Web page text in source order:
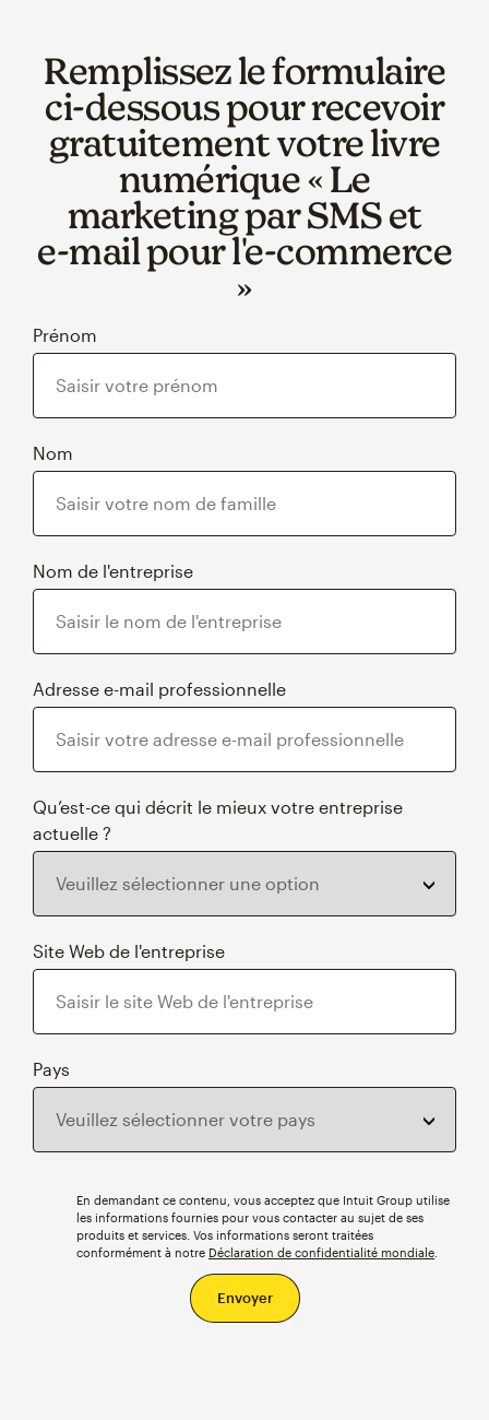
Remplissez le formulaire
ci‑dessous pour recevoir
gratuitement votre livre
numérique « Le
marketing par SMS et
e‑mail pour l'e‑commerce
»
Prénom
Nom
Nom de l'entreprise
Adresse e-mail professionnelle
Qu’est-ce qui décrit le mieux votre entreprise
actuelle ?
Site Web de l'entreprise
Pays
En demandant ce contenu, vous acceptez que Intuit Group utilise
les informations fournies pour vous contacter au sujet de ses
produits et services. Vos informations seront traitées
conformément à notre Déclaration de confidentialité mondiale